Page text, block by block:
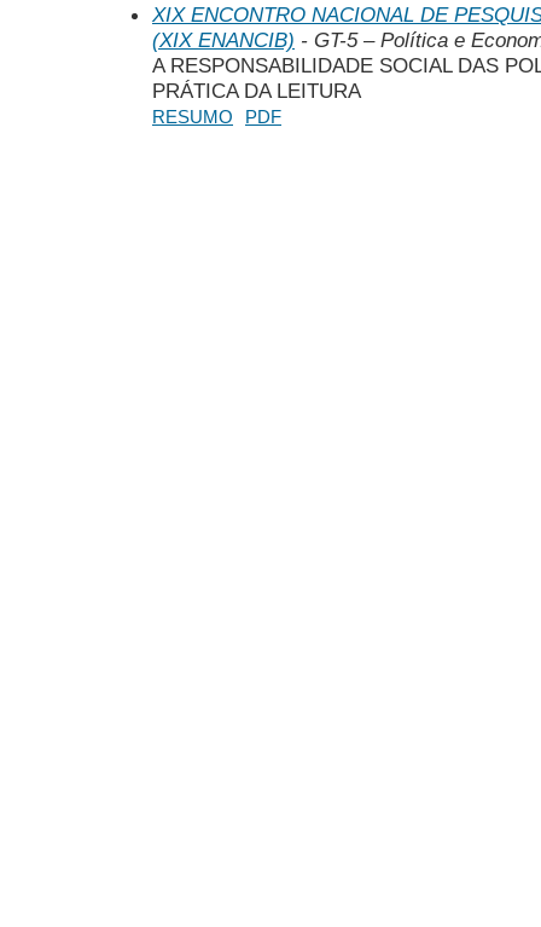
XIX ENCONTRO NACIONAL DE
(XIX ENANCIB) - GT-5 – Política e
A RESPONSABILIDADE SOCIAL DAS
PRÁTICA DA LEITURA
RESUMO PDF